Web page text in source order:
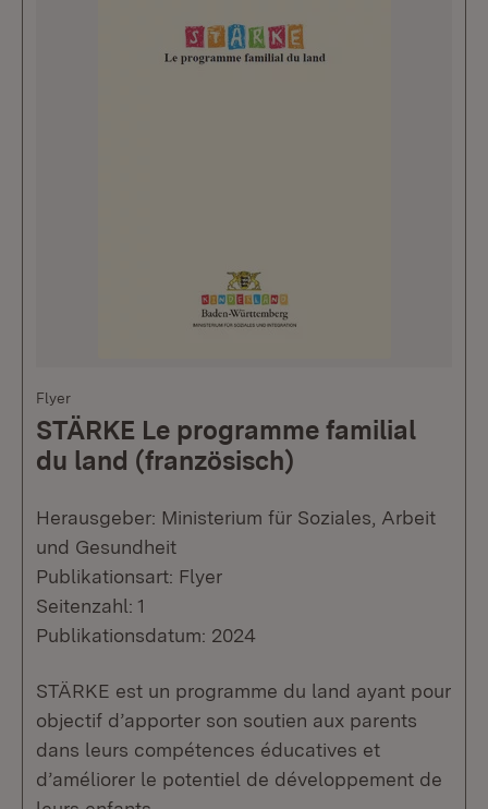
Flyer
STÄRKE Le programme familial
du land (französisch)
Herausgeber: Ministerium für Soziales, Arbeit
und Gesundheit
Publikationsart: Flyer
Seitenzahl: 1
Publikationsdatum: 2024
STÄRKE est un programme du land ayant pour
objectif d’apporter son soutien aux parents
dans leurs compétences éducatives et
d’améliorer le potentiel de développement de